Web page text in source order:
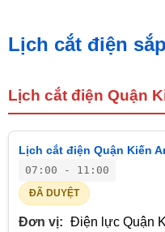
Lịch cắt điện
Lịch cắt điện Quận
Lịch cắt điện Quận Kiến
07:00 - 11:00
ĐÃ DUYỆT
Đơn vị: Điện lực Quận